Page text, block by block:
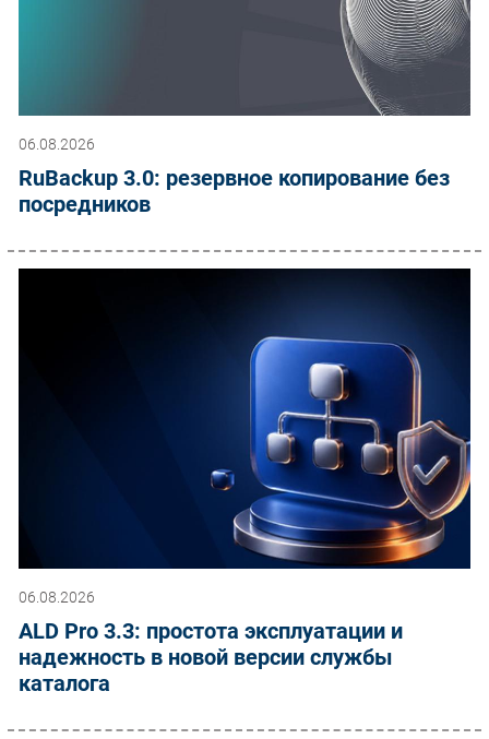
06.08.2026
RuBackup 3.0: резервное копирование без
посредников
06.08.2026
ALD Pro 3.3: простота эксплуатации и
надежность в новой версии службы
каталога